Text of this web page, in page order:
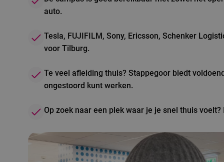
auto.
Tesla, FUJIFILM, Sony, Ericsson, Schenker
voor Tilburg.
Te veel afleiding thuis? Stappegoor biedt
ongestoord kunt werken.
Op zoek naar een plek waar je je snel thuis